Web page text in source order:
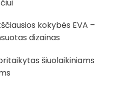
kokybės EVA –
dizainas
šiuolaikiniams